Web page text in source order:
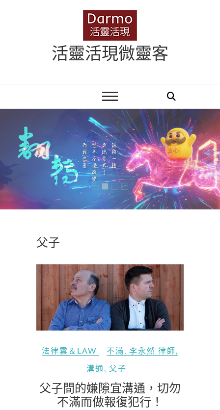
活靈活現微靈客
父子
法律雲＆LAW 不滿, 李永然 律師,
溝通 , 父子
父子間的嫌隙宜溝通，切勿
不滿而做報復犯行！